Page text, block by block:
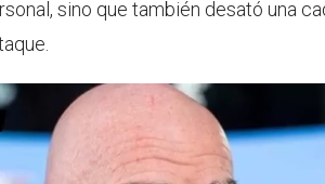
sino que también desató una